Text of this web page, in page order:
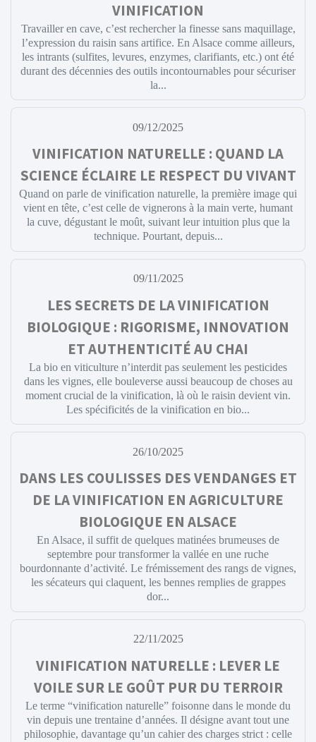
VINIFICATION
Travailler en cave, c’est rechercher la finesse sans maquillage,
l’expression du raisin sans artifice. En Alsace comme ailleurs,
les intrants (sulfites, levures, enzymes, clarifiants, etc.) ont été
durant des décennies des outils incontournables pour sécuriser
la...
09/12/2025
VINIFICATION NATURELLE : QUAND LA
SCIENCE ÉCLAIRE LE RESPECT DU VIVANT
Quand on parle de vinification naturelle, la première image qui
vient en tête, c’est celle de vignerons à la main verte, humant
la cuve, dégustant le moût, suivant leur intuition plus que la
technique. Pourtant, depuis...
09/11/2025
LES SECRETS DE LA VINIFICATION
BIOLOGIQUE : RIGORISME, INNOVATION
ET AUTHENTICITÉ AU CHAI
La bio en viticulture n’interdit pas seulement les pesticides
dans les vignes, elle bouleverse aussi beaucoup de choses au
moment crucial de la vinification, là où le raisin devient vin.
Les spécificités de la vinification en bio...
26/10/2025
DANS LES COULISSES DES VENDANGES ET
DE LA VINIFICATION EN AGRICULTURE
BIOLOGIQUE EN ALSACE
En Alsace, il suffit de quelques matinées brumeuses de
septembre pour transformer la vallée en une ruche
bourdonnante d’activité. Le frémissement des rangs de vignes,
les sécateurs qui claquent, les bennes remplies de grappes
dor...
22/11/2025
VINIFICATION NATURELLE : LEVER LE
VOILE SUR LE GOÛT PUR DU TERROIR
Le terme “vinification naturelle” foisonne dans le monde du
vin depuis une trentaine d’années. Il désigne avant tout une
philosophie, davantage qu’un cahier des charges strict : celle